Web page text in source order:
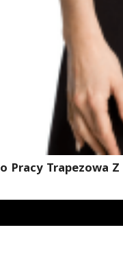
Pracy Trapezowa